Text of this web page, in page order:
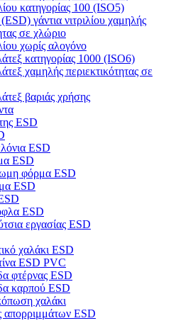
κατηγορίας 100 (ISO5)
γάντια νιτριλίου χαμηλής
σε χλώριο
χωρίς αλογόνο
κατηγορίας 1000 (ISO6)
χαμηλής περιεκτικότητας σε
βαριάς χρήσης
ESD
ESD
ESD
φόρμα ESD
ESD
ESD
εργασίας ESD
χαλάκι ESD
ESD PVC
φτέρνας ESD
καρπού ESD
χαλάκι
απορριμμάτων ESD